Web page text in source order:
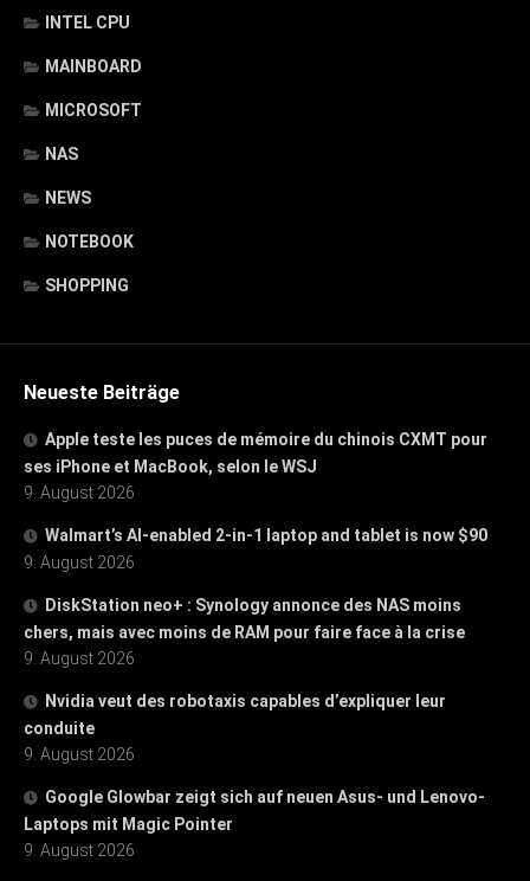
INTEL CPU
MAINBOARD
MICROSOFT
NAS
NEWS
NOTEBOOK
SHOPPING
Neueste Beiträge
Apple teste les puces de mémoire du chinois CXMT pour
ses iPhone et MacBook, selon le WSJ
9. August 2026
Walmart’s AI-enabled 2-in-1 laptop and tablet is now $90
9. August 2026
DiskStation neo+ : Synology annonce des NAS moins
chers, mais avec moins de RAM pour faire face à la crise
9. August 2026
Nvidia veut des robotaxis capables d’expliquer leur
conduite
9. August 2026
Google Glowbar zeigt sich auf neuen Asus- und Lenovo-
Laptops mit Magic Pointer
9. August 2026